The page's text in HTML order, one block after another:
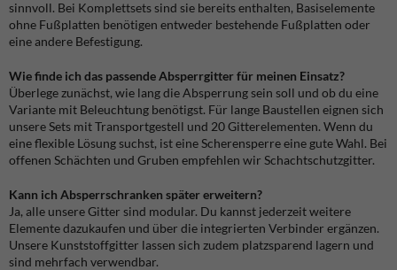
sinnvoll. Bei Komplettsets sind sie bereits enthalten, Basiselemente
ohne Fußplatten benötigen entweder bestehende Fußplatten oder
eine andere Befestigung.
Wie finde ich das passende Absperrgitter für meinen Einsatz?
Überlege zunächst, wie lang die Absperrung sein soll und ob du eine
Variante mit Beleuchtung benötigst. Für lange Baustellen eignen sich
unsere Sets mit Transportgestell und 20 Gitterelementen. Wenn du
eine flexible Lösung suchst, ist eine Scherensperre eine gute Wahl. Bei
offenen Schächten und Gruben empfehlen wir Schachtschutzgitter.
Kann ich Absperrschranken später erweitern?
Ja, alle unsere Gitter sind modular. Du kannst jederzeit weitere
Elemente dazukaufen und über die integrierten Verbinder ergänzen.
Unsere Kunststoffgitter lassen sich zudem platzsparend lagern und
sind mehrfach verwendbar.